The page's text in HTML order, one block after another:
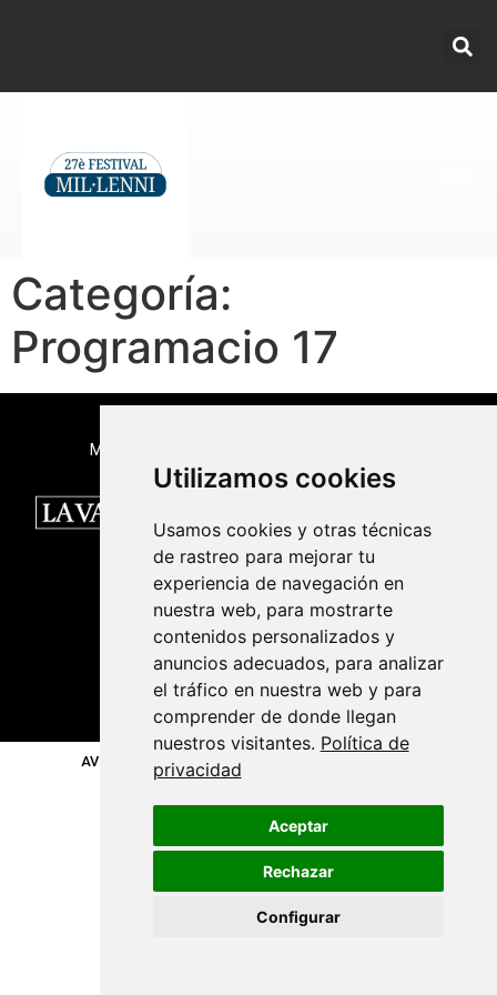
Utilizamos cookies
Usamos cookies y otras técnicas
de rastreo para mejorar tu
experiencia de navegación en
nuestra web, para mostrarte
contenidos personalizados y
anuncios adecuados, para analizar
el tráfico en nuestra web y para
comprender de donde llegan
nuestros visitantes. Política de
privacidad
Aceptar
Rechazar
Configurar
Categoría:
Programacio 17
Medio Oficial
Dirigido, organizado y producido por:
AVISO LEGAL